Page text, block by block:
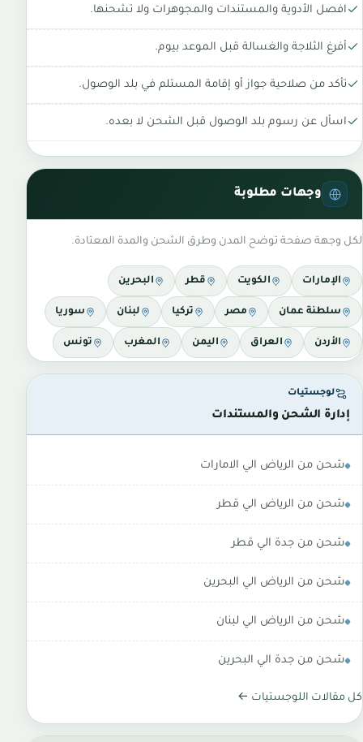
افصل الأدوية والمستندات والمجوهرات ولا تشحنها.
أفرغ الثلاجة والغسالة قبل الموعد بيوم.
تأكد من صلاحية جواز أو إقامة المستلم في بلد الوصول.
اسأل عن رسوم بلد الوصول قبل الشحن لا بعده.
وجهات مطلوبة
لكل وجهة صفحة توضح المدن وطرق الشحن والمدة المعتادة.
الإمارات الكويت قطر البحرين
سلطنة عمان مصر تركيا لبنان سوريا
الأردن العراق اليمن المغرب تونس
لوجستيات
إدارة الشحن والمستندات
شحن من الرياض الي الامارات
شحن من الرياض الي قطر
شحن من جدة الي قطر
شحن من الرياض الي البحرين
شحن من الرياض الي لبنان
شحن من جدة الي البحرين
كل مقالات اللوجستيات ←